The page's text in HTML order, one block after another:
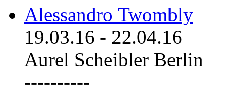
Alessandro Twombly
19.03.16 - 22.04.16
Aurel Scheibler Berlin
----------